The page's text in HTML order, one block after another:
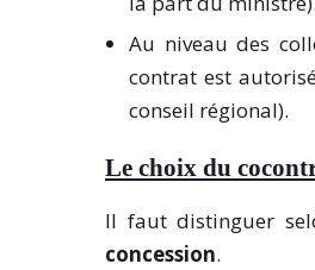
Au niveau des
contrat est
conseil régional).
Le choix du
Il faut distinguer
concession.